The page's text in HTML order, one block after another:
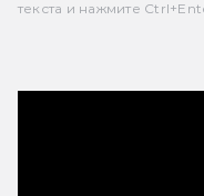
текста и нажмите